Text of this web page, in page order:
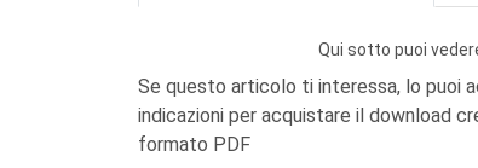
Qui sotto puoi
Se questo articolo ti interessa, lo puoi
indicazioni per acquistare il download
formato PDF